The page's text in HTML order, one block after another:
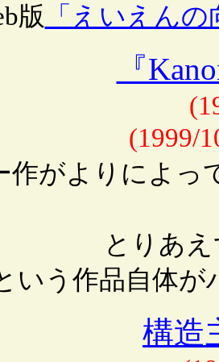
版 「えいえん
『
(1999/
作がよりによっ
とりあ
いう作品自体
構造